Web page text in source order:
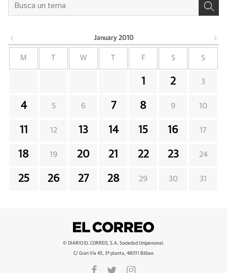
January 2010
M W F S S
1 2 3
4 5 6 7 8 9 10
11 12 13 14 15 16 17
18 19 20 21 22 23 24
25 26 27 28 29 30 31
© DIARIO EL CORREO, S.A. Sociedad Unipersonal.
C/ Gran Vía 45, 3ª planta, 48011 Bilbao